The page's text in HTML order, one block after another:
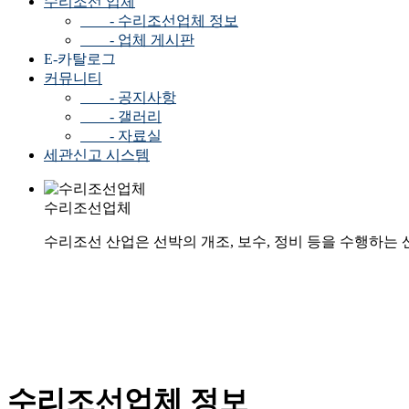
- 수리조선업체 정보
- 업체 게시판
E-카탈로그
커뮤니티
- 공지사항
- 갤러리
- 자료실
세관신고 시스템
수리조선업체
수리조선 산업은 선박의 개조, 보수, 정비 등을 수행하는
수리조선업체 정보